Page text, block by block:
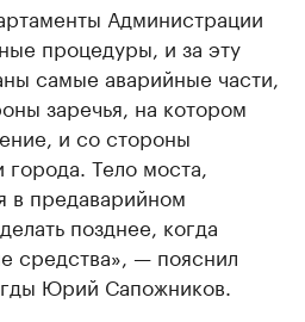
Администрации
процедуры, и за эту
самые аварийные части,
заречья, на котором
и со стороны
города. Тело моста,
в предаварийном
позднее, когда
средства», — пояснил
Юрий Сапожников.